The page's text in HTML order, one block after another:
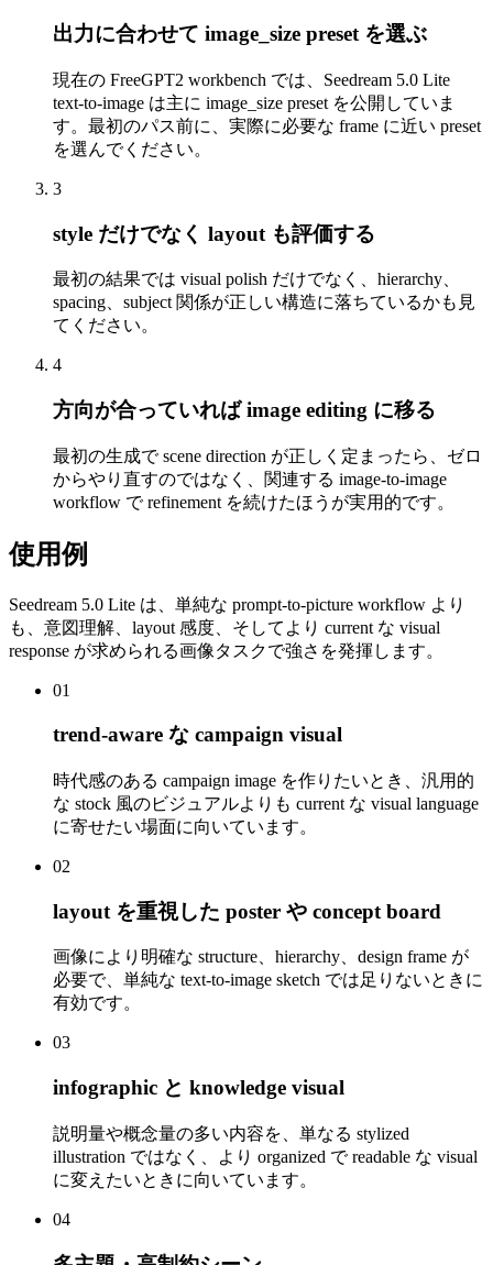
出力に合わせて image_size preset を選ぶ
現在の FreeGPT2 workbench では、Seedream 5.0 Lite
text-to-image は主に image_size preset を公開していま
す。最初のパス前に、実際に必要な frame に近い preset
を選んでください。
3
style だけでなく layout も評価する
最初の結果では visual polish だけでなく、hierarchy、
spacing、subject 関係が正しい構造に落ちているかも見
てください。
4
方向が合っていれば image editing に移る
最初の生成で scene direction が正しく定まったら、ゼロ
からやり直すのではなく、関連する image-to-image
workflow で refinement を続けたほうが実用的です。
使用例
Seedream 5.0 Lite は、単純な prompt-to-picture workflow より
も、意図理解、layout 感度、そしてより current な visual
response が求められる画像タスクで強さを発揮します。
01
trend-aware な campaign visual
時代感のある campaign image を作りたいとき、汎用的
な stock 風のビジュアルよりも current な visual language
に寄せたい場面に向いています。
02
layout を重視した poster や concept board
画像により明確な structure、hierarchy、design frame が
必要で、単純な text-to-image sketch では足りないときに
有効です。
03
infographic と knowledge visual
説明量や概念量の多い内容を、単なる stylized
illustration ではなく、より organized で readable な visual
に変えたいときに向いています。
04